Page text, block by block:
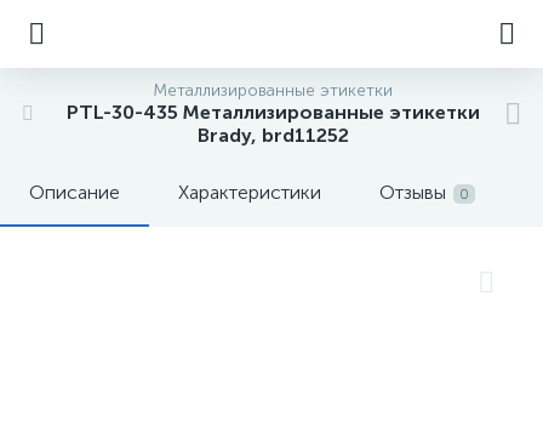
Металлизированные этикетки
PTL-30-435 Металлизированные этикетки
Brady, brd11252
Описание Характеристики Отзывы 0